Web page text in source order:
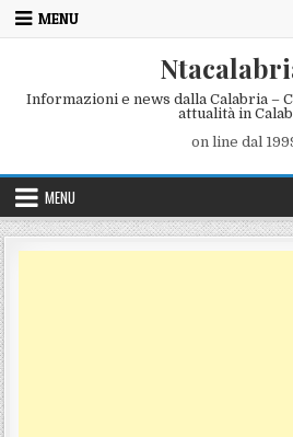
Skip to content
MENU
Informazioni e news dalla Calabria –
attualità in
on line dal
MENU